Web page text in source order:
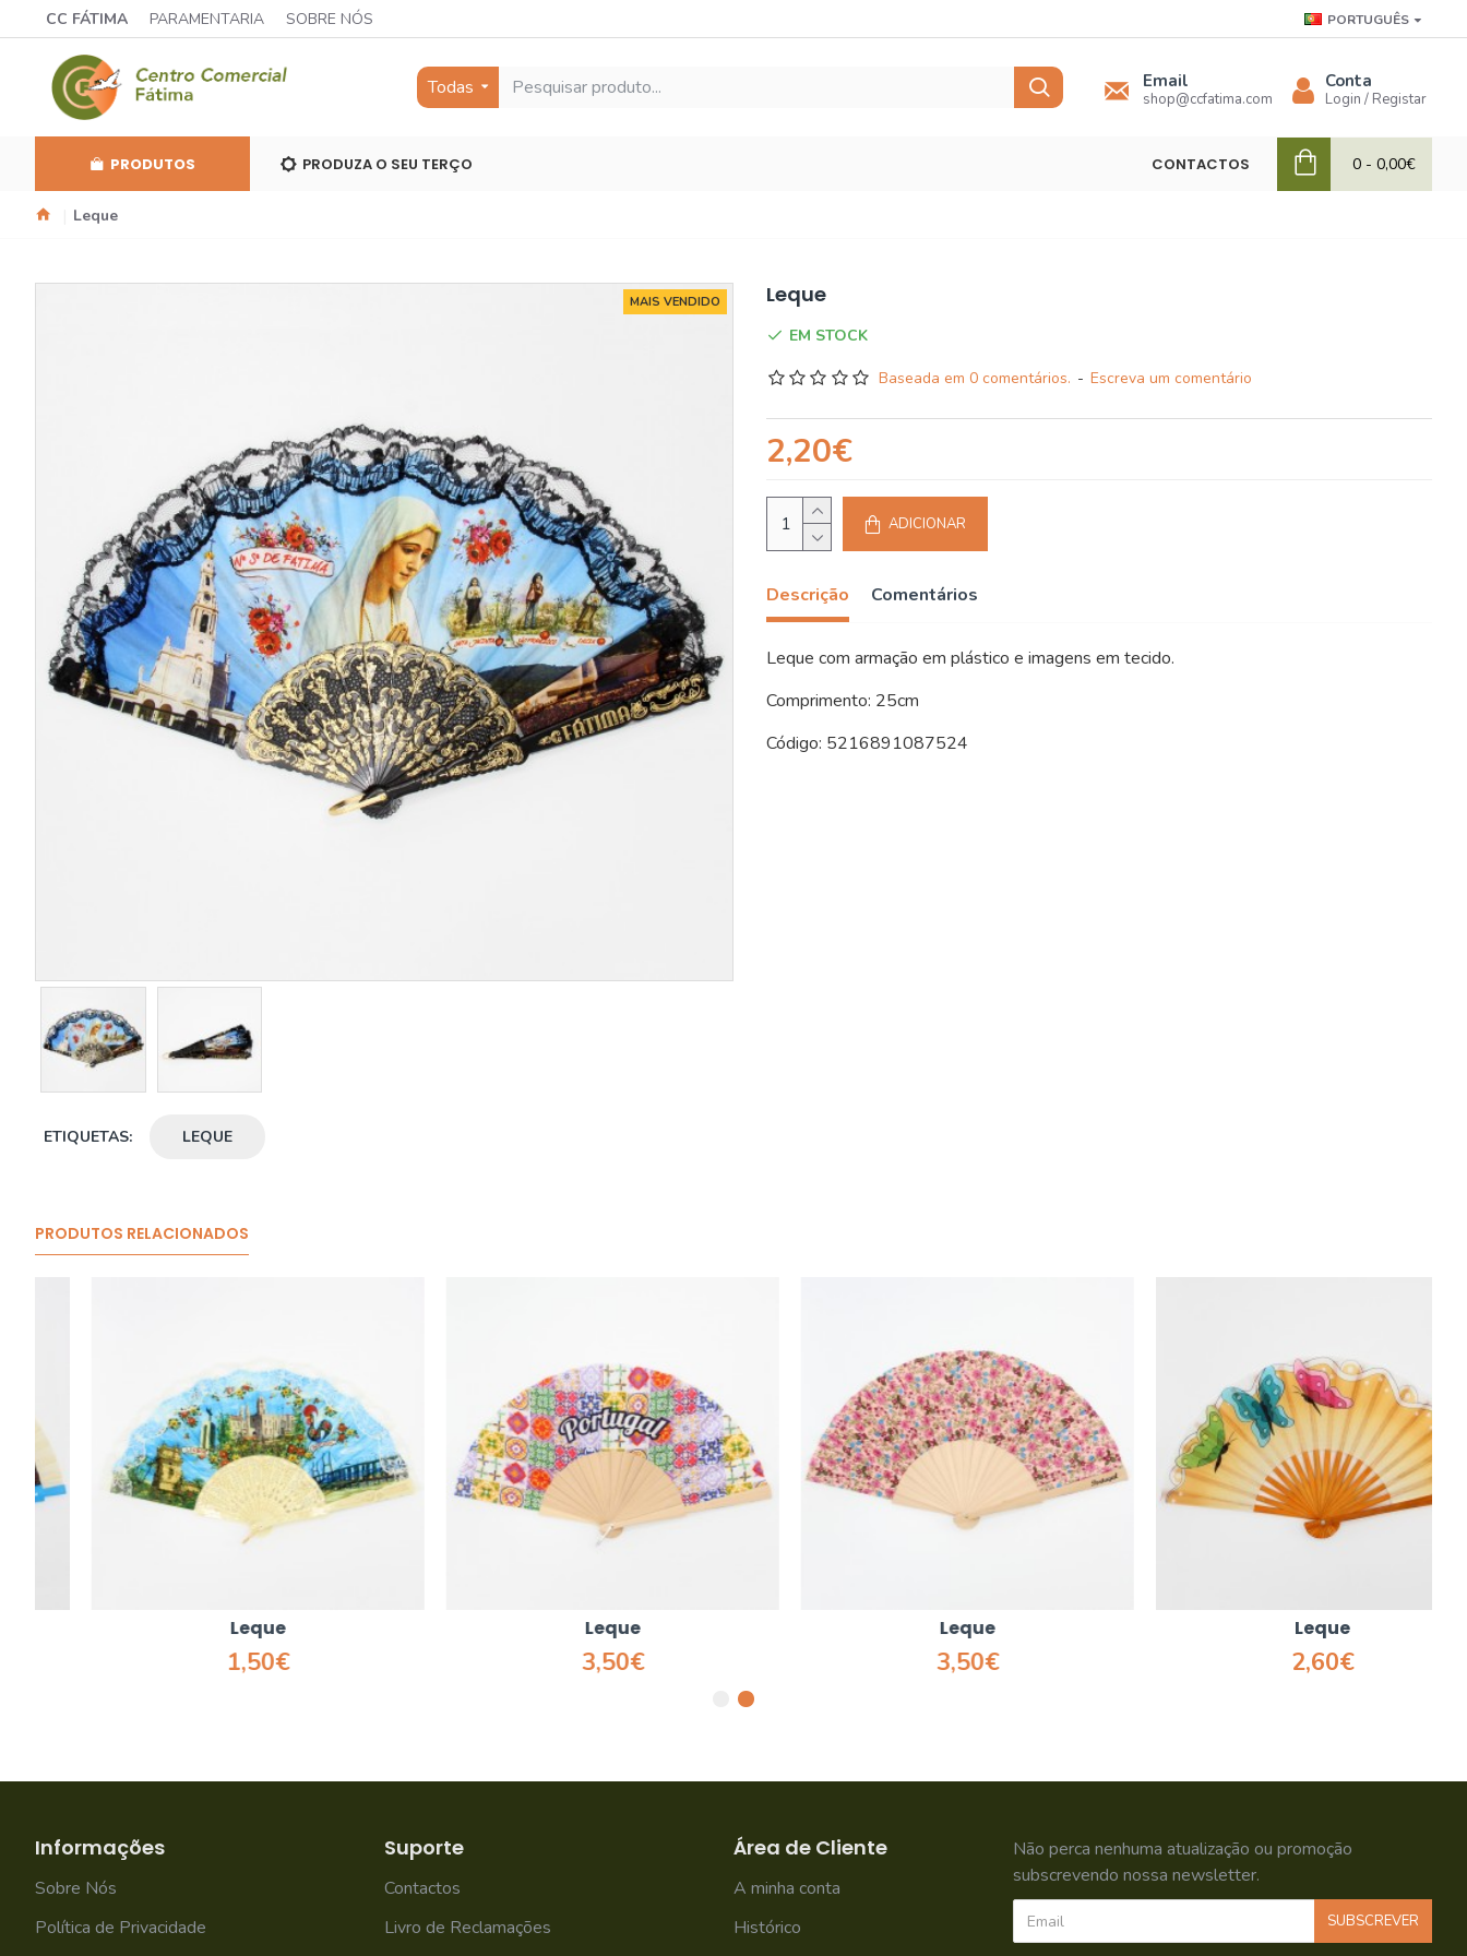
CC FÁTIMA PARAMENTARIA SOBRE NÓS PORTUGUÊS
Todas Email
shop@ccfatima.com
Conta
Login / Registar
PRODUTOS PRODUZA O SEU TERÇO CONTACTOS 0 - 0,00€
Leque
MAIS VENDIDO
ETIQUETAS: LEQUE
Leque
EM STOCK
Baseada em 0 comentários. - Escreva um comentário
2,20€
ADICIONAR
Descrição Comentários
Leque com armação em plástico e imagens em tecido.
Comprimento: 25cm
Código: 5216891087524
PRODUTOS RELACIONADOS
1,50€ 3,50€ 3,50€ 2,60€
Informações
Sobre Nós
Política de Privacidade
Suporte
Contactos
Livro de Reclamações
Área de Cliente
A minha conta
Histórico
Não perca nenhuma atualização ou promoção
subscrevendo nossa newsletter.
SUBSCREVER